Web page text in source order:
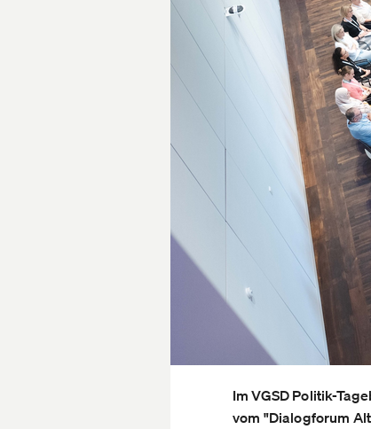
Im VGSD Politik-
vom "Dialogforum